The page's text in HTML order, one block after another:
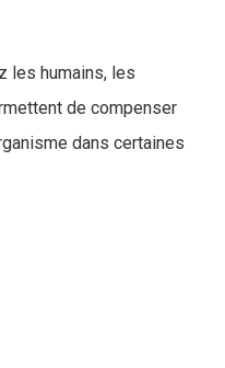
les humains, les
de compenser
dans certaines